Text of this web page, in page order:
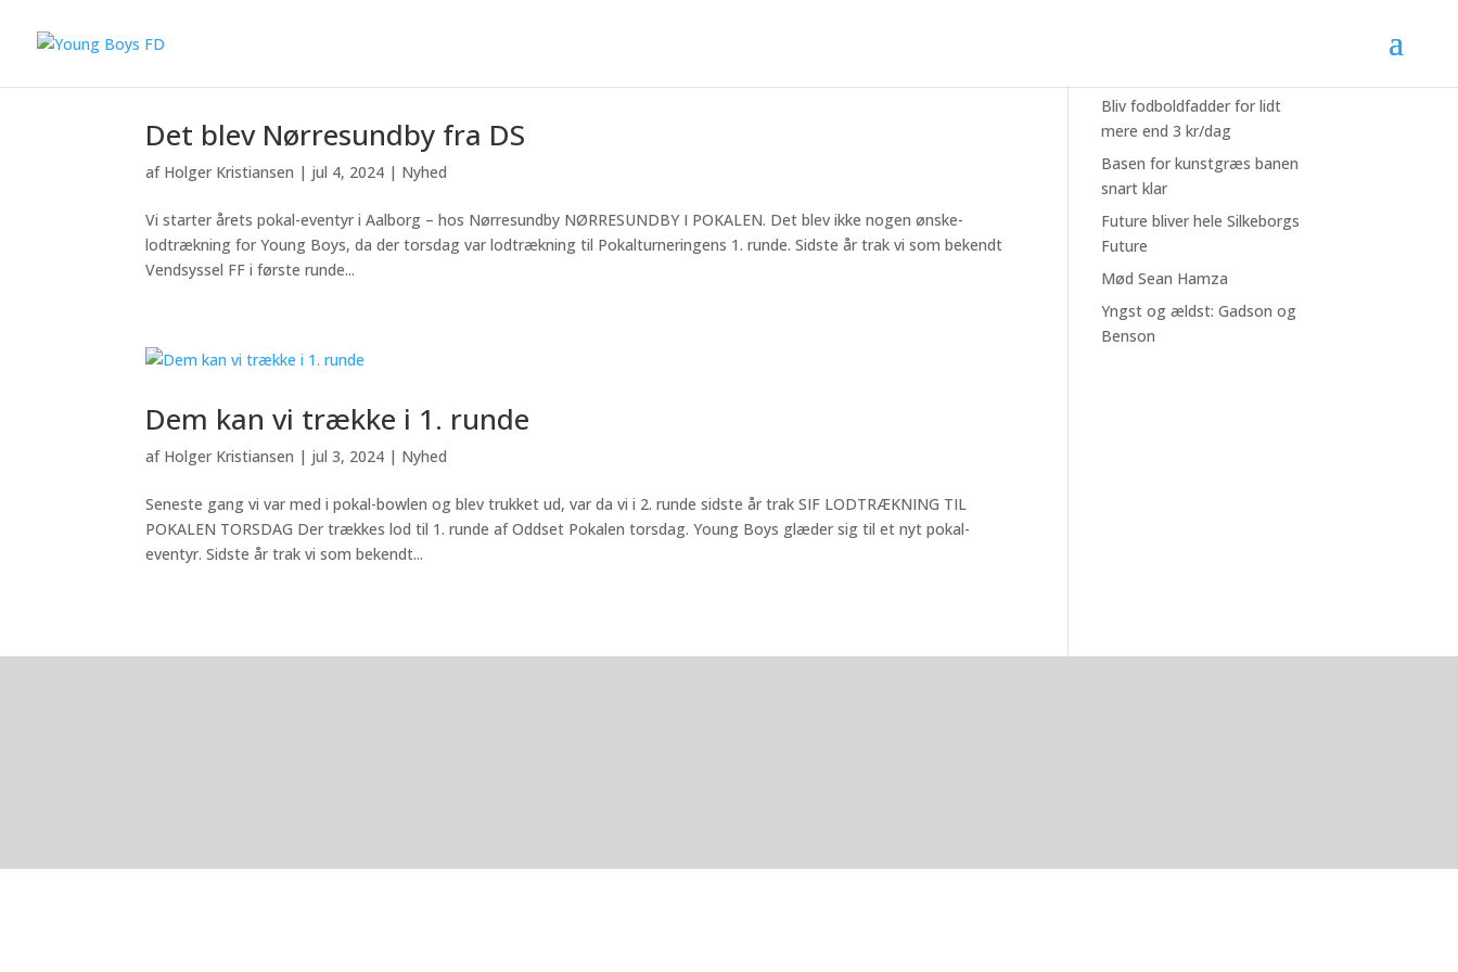
Det blev Nørresundby fra DS
af Holger Kristiansen | jul 4, 2024 | Nyhed
Vi starter årets pokal-eventyr i Aalborg – hos Nørresundby NØRRESUNDBY I POKALEN. Det blev ikke nogen ønske-
lodtrækning for Young Boys, da der torsdag var lodtrækning til Pokalturneringens 1. runde. Sidste år trak vi som bekendt
Vendsyssel FF i første runde...
Dem kan vi trække i 1. runde
af Holger Kristiansen | jul 3, 2024 | Nyhed
Seneste gang vi var med i pokal-bowlen og blev trukket ud, var da vi i 2. runde sidste år trak SIF LODTRÆKNING TIL
POKALEN TORSDAG Der trækkes lod til 1. runde af Oddset Pokalen torsdag. Young Boys glæder sig til et nyt pokal-
eventyr. Sidste år trak vi som bekendt...
Bliv fodboldfadder for lidt
mere end 3 kr/dag
Basen for kunstgræs banen
snart klar
Future bliver hele Silkeborgs
Future
Mød Sean Hamza
Yngst og ældst: Gadson og
Benson